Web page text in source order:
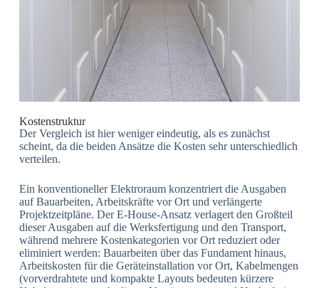
Kostenstruktur
Der Vergleich ist hier weniger eindeutig, als es zunächst
scheint, da die beiden Ansätze die Kosten sehr unterschiedlich
verteilen.
Ein konventioneller Elektroraum konzentriert die Ausgaben
auf Bauarbeiten, Arbeitskräfte vor Ort und verlängerte
Projektzeitpläne. Der E-House-Ansatz verlagert den Großteil
dieser Ausgaben auf die Werksfertigung und den Transport,
während mehrere Kostenkategorien vor Ort reduziert oder
eliminiert werden: Bauarbeiten über das Fundament hinaus,
Arbeitskosten für die Geräteinstallation vor Ort, Kabelmengen
(vorverdrahtete und kompakte Layouts bedeuten kürzere